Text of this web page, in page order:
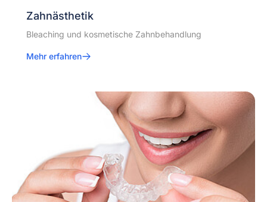
Zahnästhetik
Bleaching und kosmetische Zahnbehandlung
Mehr erfahren